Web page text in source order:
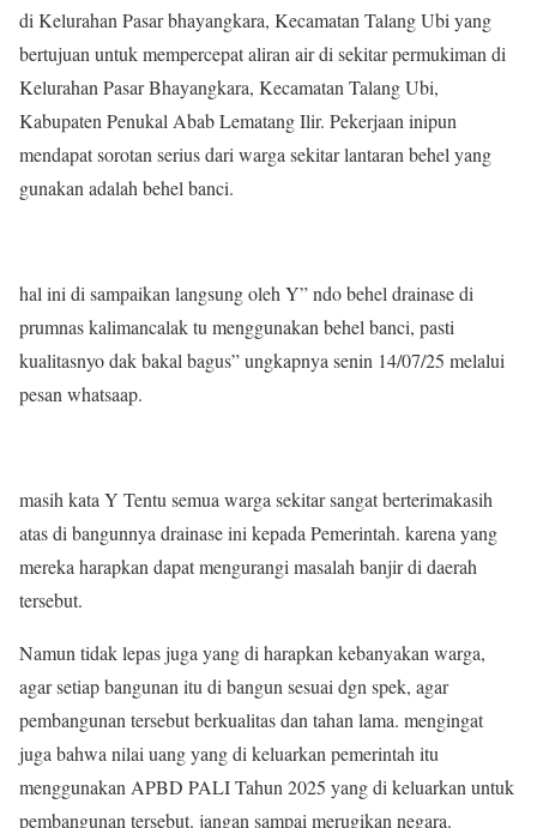
di Kelurahan Pasar bhayangkara, Kecamatan Talang Ubi yang
bertujuan untuk mempercepat aliran air di sekitar permukiman di
Kelurahan Pasar Bhayangkara, Kecamatan Talang Ubi,
Kabupaten Penukal Abab Lematang Ilir. Pekerjaan inipun
mendapat sorotan serius dari warga sekitar lantaran behel yang
gunakan adalah behel banci.
hal ini di sampaikan langsung oleh Y” ndo behel drainase di
prumnas kalimancalak tu menggunakan behel banci, pasti
kualitasnyo dak bakal bagus” ungkapnya senin 14/07/25 melalui
pesan whatsaap.
masih kata Y Tentu semua warga sekitar sangat berterimakasih
atas di bangunnya drainase ini kepada Pemerintah. karena yang
mereka harapkan dapat mengurangi masalah banjir di daerah
tersebut.
Namun tidak lepas juga yang di harapkan kebanyakan warga,
agar setiap bangunan itu di bangun sesuai dgn spek, agar
pembangunan tersebut berkualitas dan tahan lama. mengingat
juga bahwa nilai uang yang di keluarkan pemerintah itu
menggunakan APBD PALI Tahun 2025 yang di keluarkan untuk
pembangunan tersebut. jangan sampai merugikan negara.